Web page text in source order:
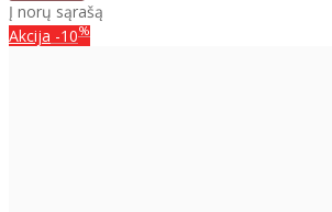
Į norų sąrašą
Akcija -10%